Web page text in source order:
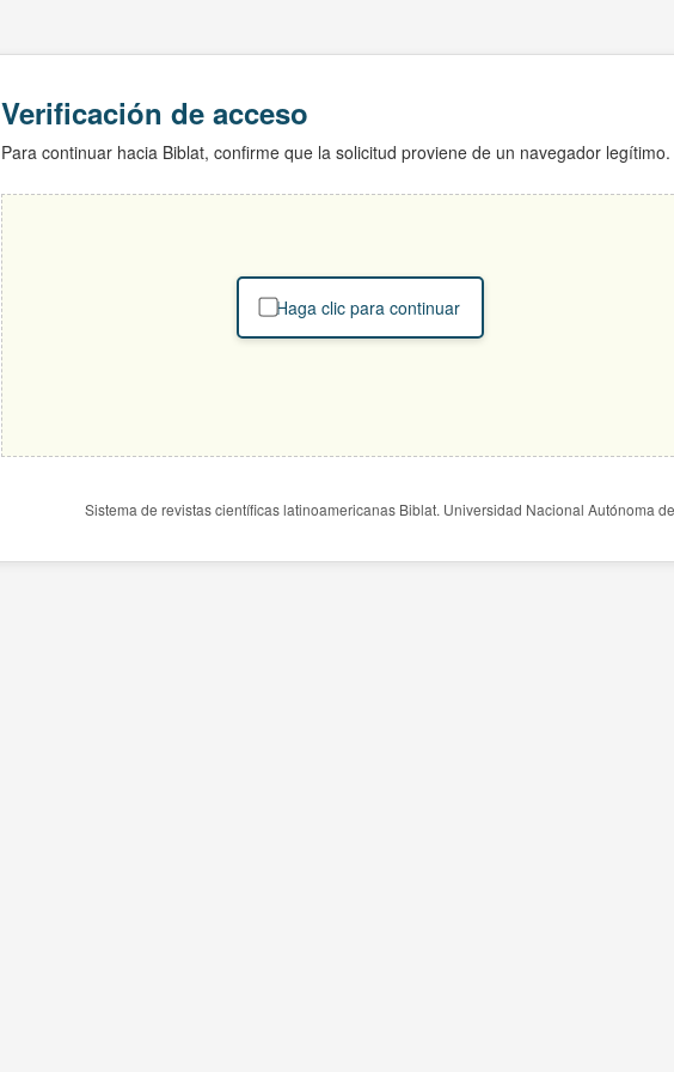
Verificación de acceso
Para continuar hacia Biblat, confirme que la solicitud proviene de un navegador legítimo.
Haga clic para continuar
Sistema de revistas científicas latinoamericanas Biblat. Universidad Nacional Autónoma